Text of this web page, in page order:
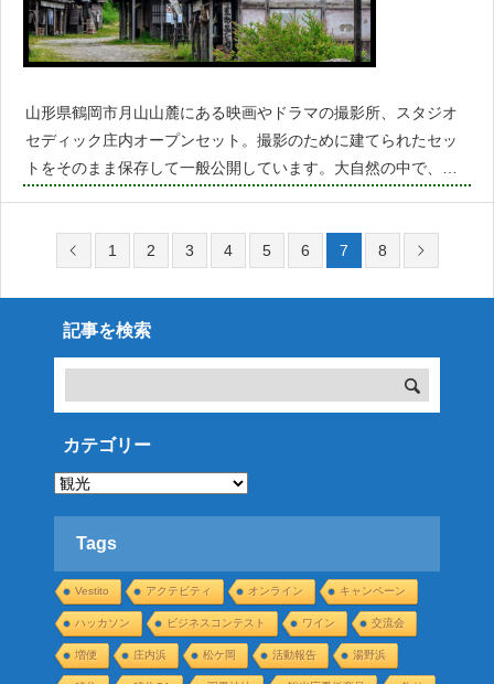
山形県鶴岡市月山山麓にある映画やドラマの撮影所、スタジオ
セディック庄内オープンセット。撮影のために建てられたセッ
トをそのまま保存して一般公開しています。大自然の中で、タ
き村にタイ
1 2 3 4 5 6 7 8
記事を検索
カテゴリー
カ
テ
Tags
Vestito アクテビティ オンライン キャンペーン
ハッカソン ビジネスコンテスト ワイン 交流会
増便 庄内浜 松ケ岡 活動報告 湯野浜